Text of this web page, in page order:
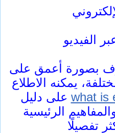
بصورة أعمق على
يمكنه الاطلاع
what is
الرئيسية